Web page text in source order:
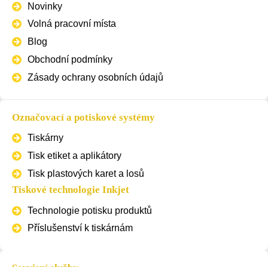
Novinky
Volná pracovní místa
Blog
Obchodní podmínky
Zásady ochrany osobních údajů
Označovací a potiskové systémy
Tiskárny
Tisk etiket a aplikátory
Tisk plastových karet a losů
Tiskové technologie Inkjet
Technologie potisku produktů
Příslušenství k tiskárnám